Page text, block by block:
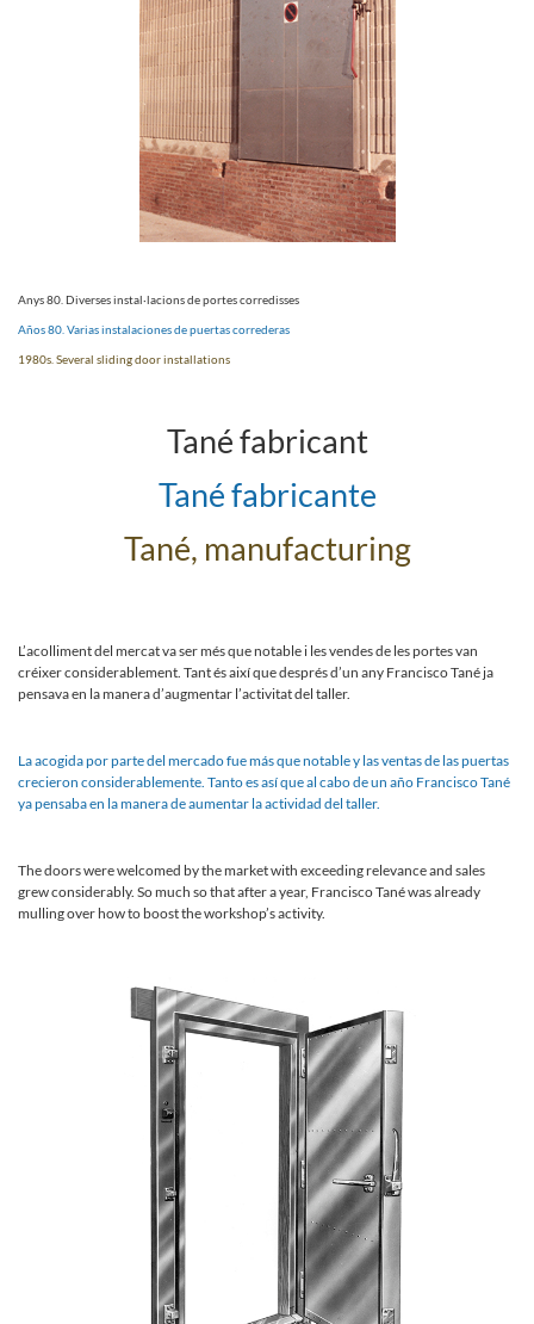
Anys 80. Diverses instal·lacions de portes corredisses
Años 80. Varias instalaciones de puertas correderas
1980s. Several sliding door installations
Tané fabricant
Tané fabricante
Tané, manufacturing
L’acolliment del mercat va ser més que notable i les vendes de les portes van
créixer considerablement. Tant és així que després d’un any Francisco Tané ja
pensava en la manera d’augmentar l’activitat del taller.
La acogida por parte del mercado fue más que notable y las ventas de las puertas
crecieron considerablemente. Tanto es así que al cabo de un año Francisco Tané
ya pen­saba en la manera de aumentar la actividad del taller.
The doors were welcomed by the market with exceeding relevance and sales
grew considerably. So much so that after a year, Francisco Tané was alre­ady
mulling over how to boost the workshop’s acti­vity.